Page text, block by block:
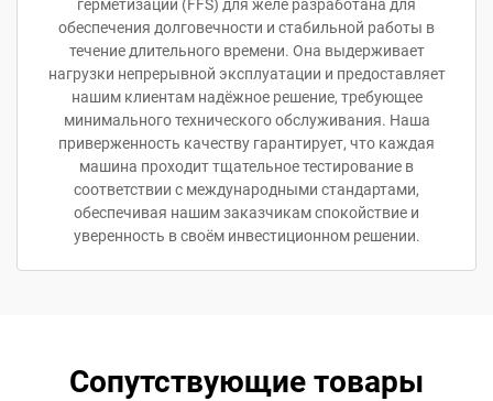
герметизации (FFS) для желе разработана для
обеспечения долговечности и стабильной работы в
течение длительного времени. Она выдерживает
нагрузки непрерывной эксплуатации и предоставляет
нашим клиентам надёжное решение, требующее
минимального технического обслуживания. Наша
приверженность качеству гарантирует, что каждая
машина проходит тщательное тестирование в
соответствии с международными стандартами,
обеспечивая нашим заказчикам спокойствие и
уверенность в своём инвестиционном решении.
Сопутствующие товары